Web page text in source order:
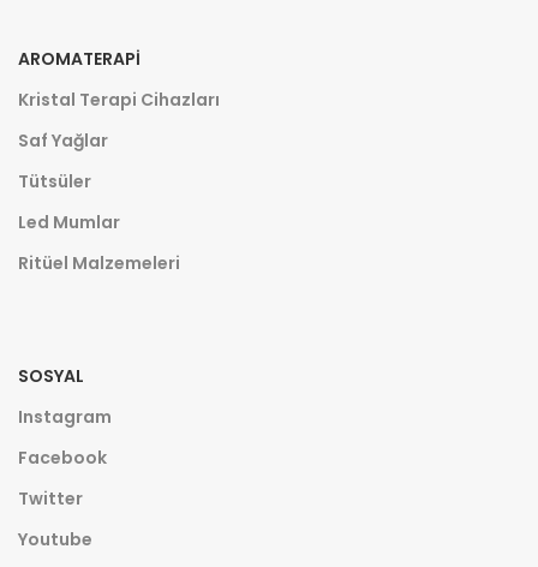
AROMATERAPI
Kristal Terapi Cihazları
Saf Yağlar
Tütsüler
Led Mumlar
Ritüel Malzemeleri
SOSYAL
Instagram
Facebook
Twitter
Youtube